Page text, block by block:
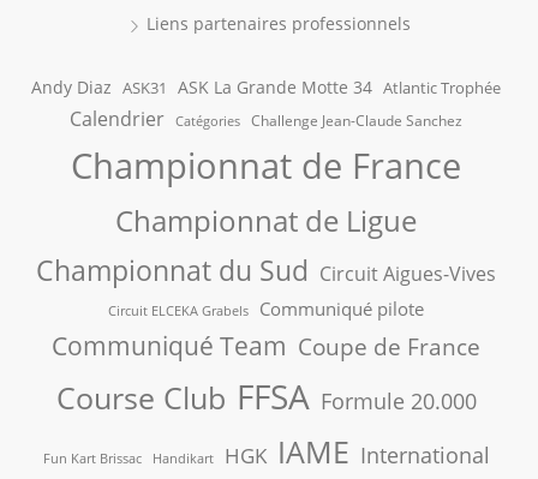
Liens partenaires professionnels
Andy Diaz ASK31 ASK La Grande Motte 34 Atlantic Trophée
Calendrier Catégories Challenge Jean-Claude Sanchez
Championnat de France
Championnat de Ligue
Championnat du Sud Circuit Aigues-Vives
Circuit ELCEKA Grabels Communiqué pilote
Communiqué Team Coupe de France
Course Club FFSA Formule 20.000
Fun Kart Brissac Handikart HGK IAME International